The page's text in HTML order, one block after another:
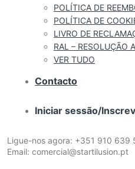
POLÍTICA DE
POLÍTICA DE
LIVRO DE
RAL – RESOLUÇÃO
VER TUDO
Contacto
Iniciar sessão/
Ligue-nos agora: +351 910 639
Email: comercial@startilusion.pt